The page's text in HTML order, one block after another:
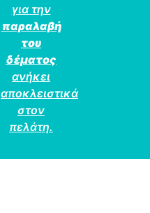
για την
παραλαβή
του
δέματος
ανήκει
αποκλειστικά
στον
πελάτη.